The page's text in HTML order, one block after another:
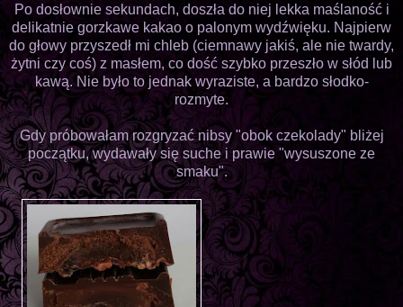
Po dosłownie sekundach, doszła do niej lekka maślaność i
delikatnie gorzkawe kakao o palonym wydźwięku. Najpierw
do głowy przyszedł mi chleb (ciemnawy jakiś, ale nie twardy,
żytni czy coś) z masłem, co dość szybko przeszło w słód lub
kawą. Nie było to jednak wyraziste, a bardzo słodko-
rozmyte.
Gdy próbowałam rozgryzać nibsy "obok czekolady" bliżej
początku, wydawały się suche i prawie "wysuszone ze
smaku".